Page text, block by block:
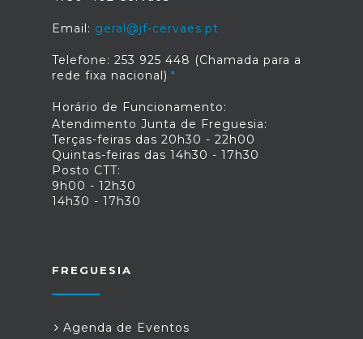
Email: geral@jf-cervaes.pt
Telefone: 253 925 448 (Chamada para a
rede fixa nacional)
Horário de Funcionamento:
Atendimento Junta de Freguesia:
Terças-feiras das 20h30 - 22h00
Quintas-feiras das 14h30 - 17h30
Posto CTT:
9h00 - 12h30
14h30 - 17h30
FREGUESIA
Agenda de Eventos